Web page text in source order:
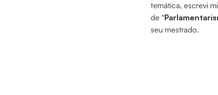
temática, escrevi
de “
seu mestrado.